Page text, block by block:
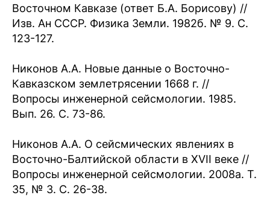
Восточном Кавказе (ответ Б.А. Борисову) //
Изв. Ан СССР. Физика Земли. 1982б. № 9. С.
123-127.
Никонов А.А. Новые данные о Восточно-
Кавказском землетрясении 1668 г. //
Вопросы инженерной сейсмологии. 1985.
Вып. 26. С. 73-86.
Никонов А.А. О сейсмических явлениях в
Восточно-Балтийской области в XVII веке //
Вопросы инженерной сейсмологии. 2008а. Т.
35, № 3. С. 26-38.